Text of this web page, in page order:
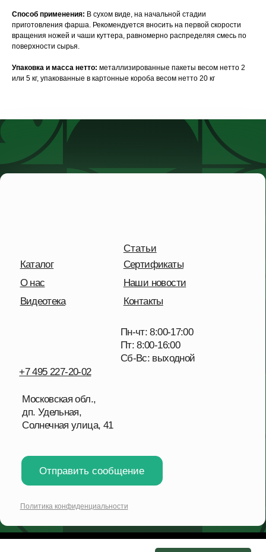
Способ применения: В сухом виде, на начальной стадии
приготовления фарша. Рекомендуется вносить на первой скорости
вращения ножей и чаши куттера, равномерно распределяя смесь по
поверхности сырья.
Упаковка и масса нетто: металлизированные пакеты весом нетто 2
или 5 кг, упакованные в картонные короба весом нетто 20 кг
О нас
Видеотека
Политика конфиденциальности
Пн-чт: 8:00-17:00